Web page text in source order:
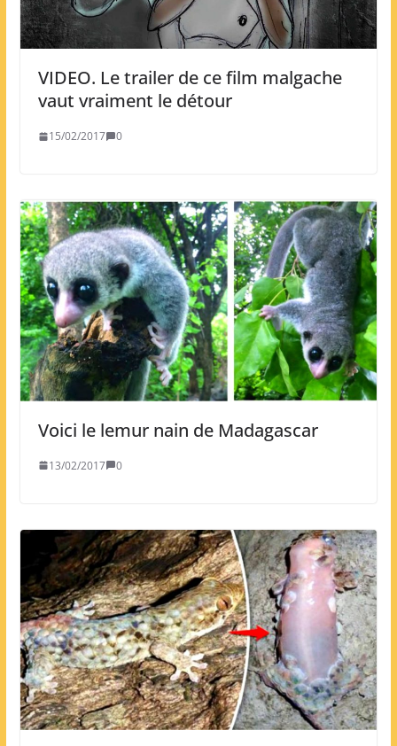
VIDEO. Le trailer de ce film malgache
vaut vraiment le détour
15/02/2017 0
Voici le lemur nain de Madagascar
13/02/2017 0